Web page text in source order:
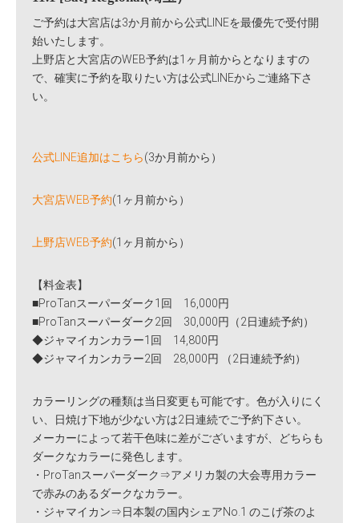
ご予約は大宮店は3か月前から公式LINEを最優先で受付開
始いたします。
上野店と大宮店のWEB予約は1ヶ月前からとなりますの
で、確実に予約を取りたい方は公式LINEからご連絡下さ
い。
公式LINE追加はこちら(3か月前から）
大宮店WEB予約(1ヶ月前から）
上野店WEB予約(1ヶ月前から）
【料金表】
■ProTanスーパーダーク1回 16,000円
■ProTanスーパーダーク2回 30,000円（2日連続予約）
◆ジャマイカンカラー1回 14,800円
◆ジャマイカンカラー2回 28,000円 （2日連続予約）
カラーリングの種類は当日変更も可能です。色が入りにく
い、日焼け下地が少ない方は2日連続でご予約下さい。
メーカーによって若干色味に差がございますが、どちらも
ダークなカラーに発色します。
・ProTanスーパーダーク⇒アメリカ製の大会専用カラー
で赤みのあるダークなカラー。
・ジャマイカン⇒日本製の国内シェアNo.1 のこげ茶のよ